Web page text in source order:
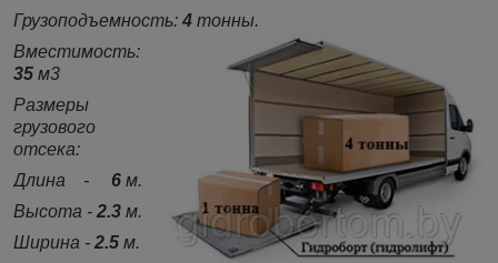
Грузоподъемность: 4 тонны.
Вместимость:
35 м3
Размеры
грузового
отсека:
Длина - 6 м.
Высота - 2.3 м.
Ширина - 2.5 м.